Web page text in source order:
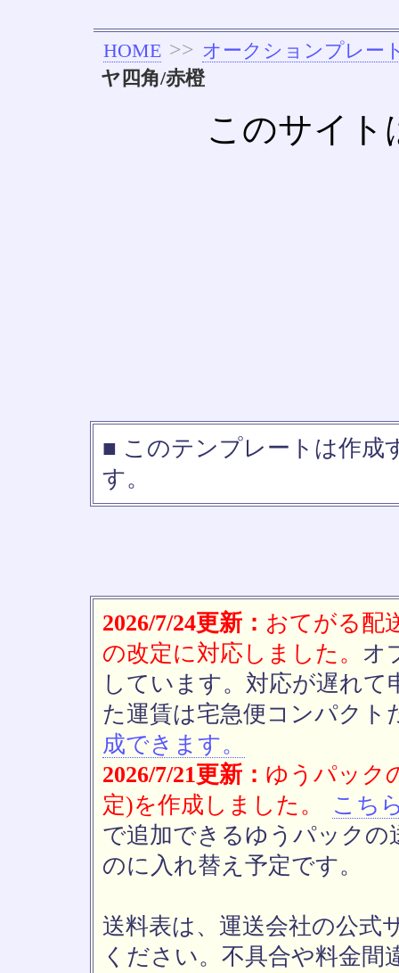
HOME >> オークションプレー
ヤ四角/赤橙
このサイト
■ このテンプレートは作成
す。
2026/7/24更新： おてがる配
の改定に対応しました。 オ
しています。対応が遅れ
た運賃は宅急便コンパクト
成できます。
2026/7/21更新： ゆうパック
定)を作成しました。
こち
で追加できるゆうパックの
のに入れ替え予定です。
送料表は、運送会社の公式
ください。不具合や料金間